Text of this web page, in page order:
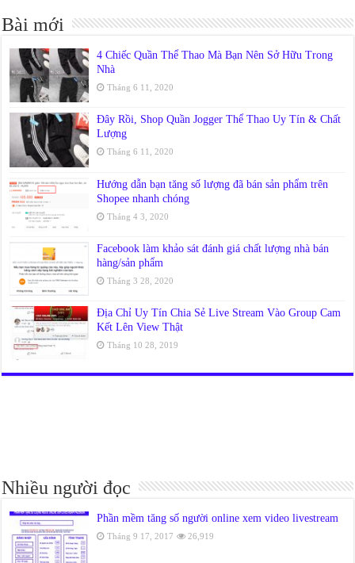
Bài mới
4 Chiếc Quần Thể Thao Mà Bạn Nên Sở Hữu Trong
Nhà
Tháng 6 11, 2020
Đây Rồi, Shop Quần Jogger Thể Thao Uy Tín & Chất
Lượng
Tháng 6 11, 2020
Hướng dẫn bạn tăng số lượng đã bán sản phẩm trên
Shopee nhanh chóng
Tháng 4 3, 2020
Facebook làm khảo sát đánh giá chất lượng nhà bán
hàng/sản phẩm
Tháng 3 28, 2020
Địa Chỉ Uy Tín Chia Sẻ Live Stream Vào Group Cam
Kết Lên View Thật
Tháng 10 28, 2019
Nhiều người đọc
Phần mềm tăng số người online xem video livestream
Tháng 9 17, 2017 26,919